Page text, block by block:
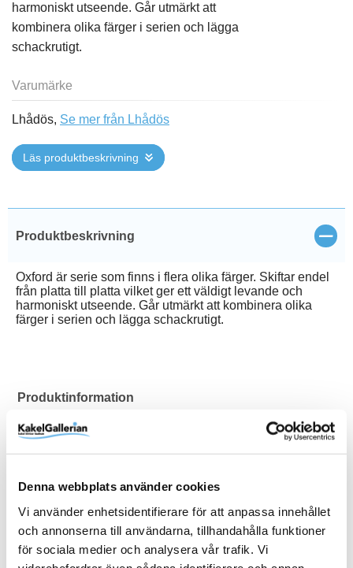
Denna webbplats använder cookies
Vi använder enhetsidentifierare för att anpassa innehållet
och annonserna till användarna, tillhandahålla funktioner
för sociala medier och analysera vår trafik. Vi
harmoniskt utseende. Går utmärkt att
kombinera olika färger i serien och lägga
schackrutigt.
Varumärke
Lhådös, Se mer från Lhådös
Läs produktbeskrivning
Produktbeskrivning Stäng
Oxford är serie som finns i flera olika färger. Skiftar endel
från platta till platta vilket ger ett väldigt levande och
harmoniskt utseende. Går utmärkt att kombinera olika
färger i serien och lägga schackrutigt.
Produktinformation
Art.Nr
Frostsäker
Ja
Kant Rund
M2 / förp 0,51 m²
Mönster Marockanskt
Sättyta Golv och Vägg
Serie Oxford
Tål Golvvärme Ja
Tjocklek (mm) 9
Typ Klinker
Varumärke Lhådös
Yta Matt
Visa fler(11 mer)